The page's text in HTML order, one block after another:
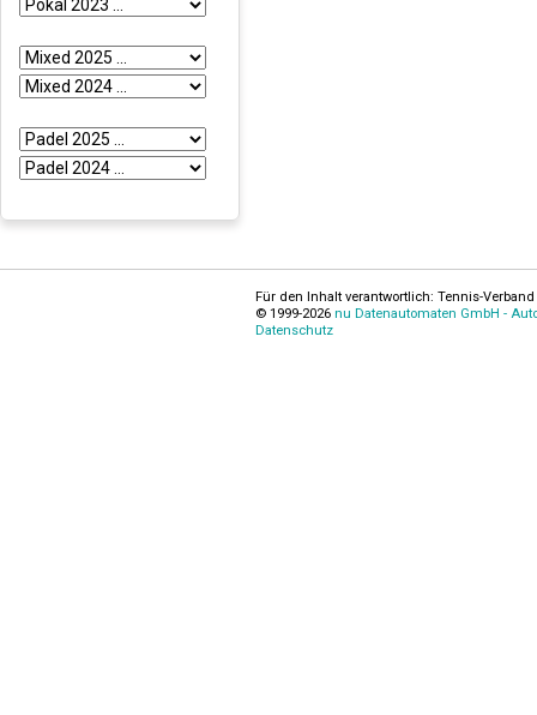
Für den Inhalt verantwortlich: Tennis-
© 1999-2026 nu Datenautomaten GmbH -
Datenschutz